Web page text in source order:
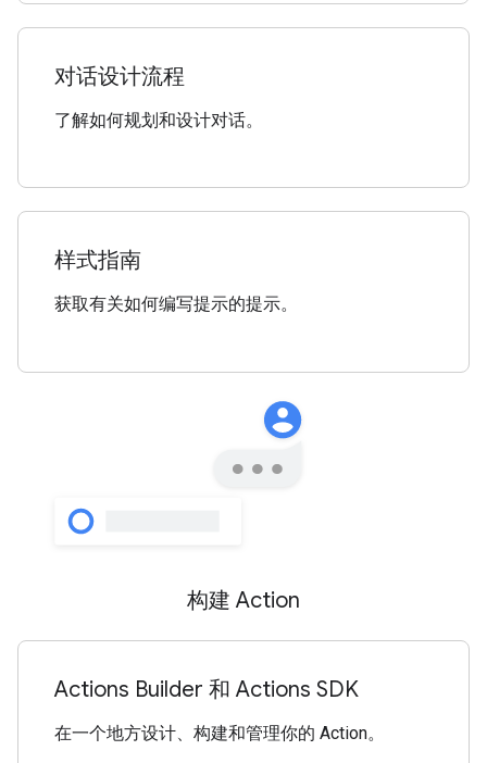
对话设计流程
了解如何规划和设计对话。
样式指南
获取有关如何编写提示的提示。
构建 Action
Actions Builder 和 Actions SDK
在一个地方设计、构建和管理你的 Action。